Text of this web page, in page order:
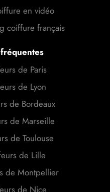
en vidéo
coiffure français
de Paris
de Lyon
de Bordeaux
de Marseille
de Toulouse
de Lille
de Montpellier
de Nice